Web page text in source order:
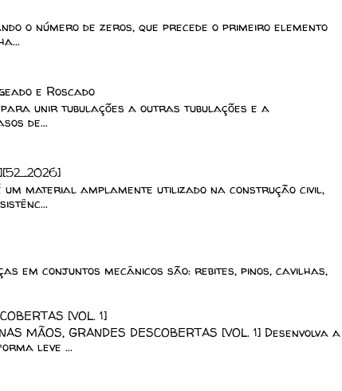
o número de zeros, que precede o primeiro elemento
e Roscado
para unir tubulações a outras tubulações e a
de...
é um material amplamente utilizado na construção civil,
em conjuntos mecânicos são: rebites, pinos, cavilhas,
[VOL. 1]
MÃOS, GRANDES DESCOBERTAS [VOL. 1] Desenvolva a
leve ...